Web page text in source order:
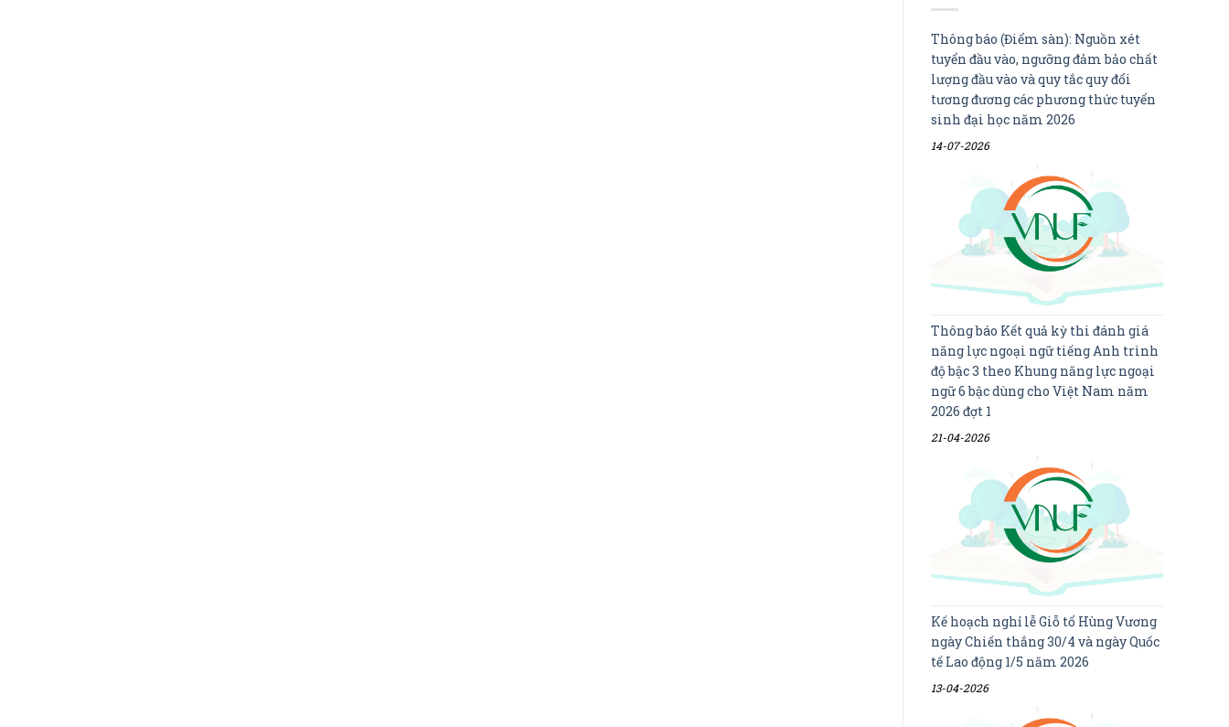
Thông báo (Điểm sàn): Nguồn xét
tuyển đầu vào, ngưỡng đảm bảo chất
lượng đầu vào và quy tắc quy đổi
tương đương các phương thức tuyển
sinh đại học năm 2026
14-07-2026
Thông báo Kết quả kỳ thi đánh giá
năng lực ngoại ngữ tiếng Anh trình
độ bậc 3 theo Khung năng lực ngoại
ngữ 6 bậc dùng cho Việt Nam năm
2026 đợt 1
21-04-2026
Kế hoạch nghỉ lễ Giỗ tổ Hùng Vương
ngày Chiến thắng 30/4 và ngày Quốc
tế Lao động 1/5 năm 2026
13-04-2026